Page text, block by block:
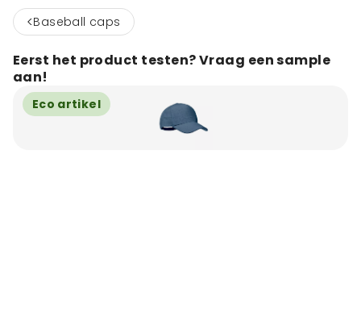
< Baseball caps
Eerst het product testen? Vraag een sample
aan!
Eco artikel